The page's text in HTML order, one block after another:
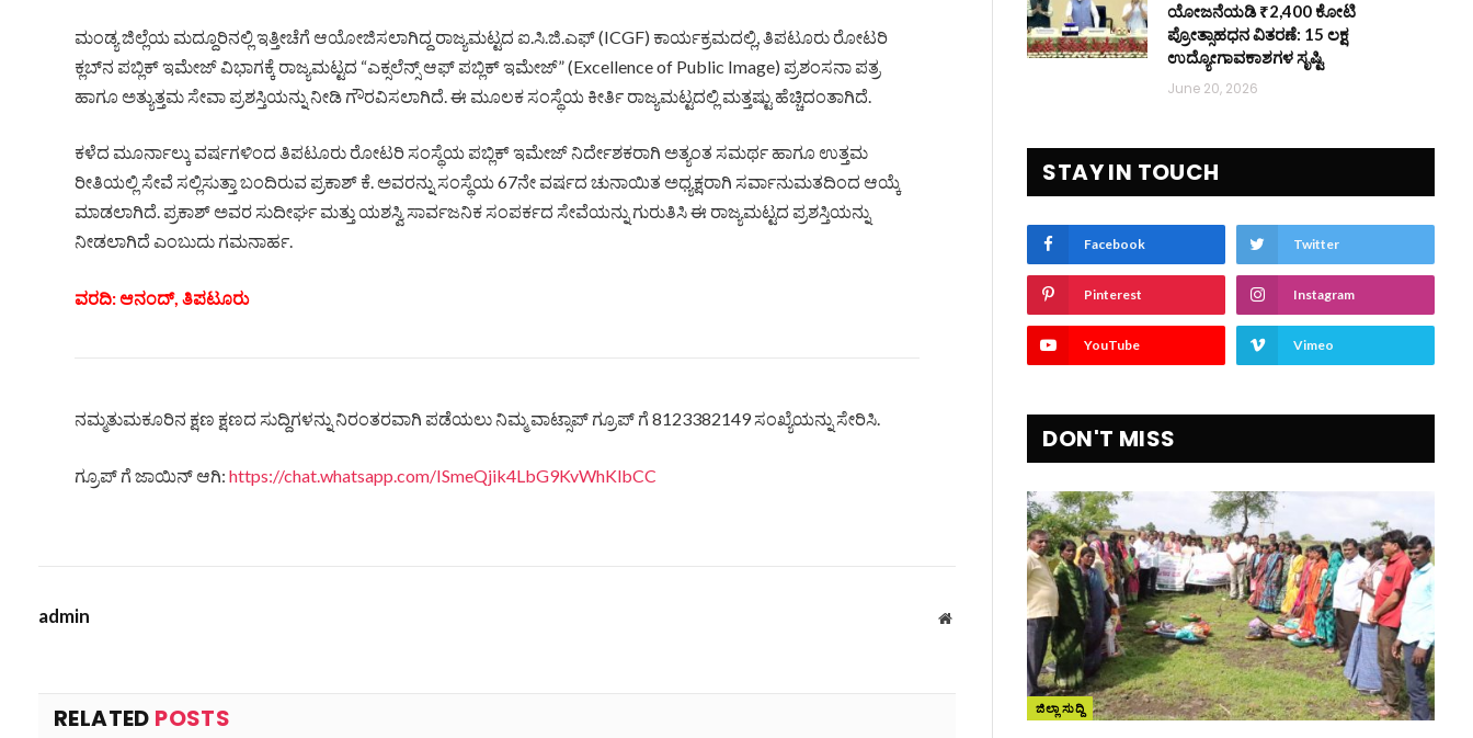
ಮಂಡ್ಯ ಜಿಲ್ಲೆಯ ಮದ್ದೂರಿನಲ್ಲಿ ಇತ್ತೀಚೆಗೆ ಆಯೋಜಿಸಲಾಗಿದ್ದ ರಾಜ್ಯಮಟ್ಟದ ಐ.ಸಿ.ಜಿ.ಎಫ್ (ICGF) ಕಾರ್ಯಕ್ರಮದಲ್ಲಿ, ತಿಪಟೂರು ರೋಟರಿ
ಕ್ಲಬ್‌ನ ಪಬ್ಲಿಕ್ ಇಮೇಜ್ ವಿಭಾಗಕ್ಕೆ ರಾಜ್ಯಮಟ್ಟದ “ಎಕ್ಸಲೆನ್ಸ್ ಆಫ್ ಪಬ್ಲಿಕ್ ಇಮೇಜ್” (Excellence of Public Image) ಪ್ರಶಂಸನಾ ಪತ್ರ
ಹಾಗೂ ಅತ್ಯುತ್ತಮ ಸೇವಾ ಪ್ರಶಸ್ತಿಯನ್ನು ನೀಡಿ ಗೌರವಿಸಲಾಗಿದೆ. ಈ ಮೂಲಕ ಸಂಸ್ಥೆಯ ಕೀರ್ತಿ ರಾಜ್ಯಮಟ್ಟದಲ್ಲಿ ಮತ್ತಷ್ಟು ಹೆಚ್ಚಿದಂತಾಗಿದೆ.
ಕಳೆದ ಮೂರ್ನಾಲ್ಕು ವರ್ಷಗಳಿಂದ ತಿಪಟೂರು ರೋಟರಿ ಸಂಸ್ಥೆಯ ಪಬ್ಲಿಕ್ ಇಮೇಜ್ ನಿರ್ದೇಶಕರಾಗಿ ಅತ್ಯಂತ ಸಮರ್ಥ ಹಾಗೂ ಉತ್ತಮ
ರೀತಿಯಲ್ಲಿ ಸೇವೆ ಸಲ್ಲಿಸುತ್ತಾ ಬಂದಿರುವ ಪ್ರಕಾಶ್ ಕೆ. ಅವರನ್ನು ಸಂಸ್ಥೆಯ 67ನೇ ವರ್ಷದ ಚುನಾಯಿತ ಅಧ್ಯಕ್ಷರಾಗಿ ಸರ್ವಾನುಮತದಿಂದ ಆಯ್ಕೆ
ಮಾಡಲಾಗಿದೆ. ಪ್ರಕಾಶ್ ಅವರ ಸುದೀರ್ಘ ಮತ್ತು ಯಶಸ್ವಿ ಸಾರ್ವಜನಿಕ ಸಂಪರ್ಕದ ಸೇವೆಯನ್ನು ಗುರುತಿಸಿ ಈ ರಾಜ್ಯಮಟ್ಟದ ಪ್ರಶಸ್ತಿಯನ್ನು
ನೀಡಲಾಗಿದೆ ಎಂಬುದು ಗಮನಾರ್ಹ.
ವರದಿ: ಆನಂದ್, ತಿಪಟೂರು
ನಮ್ಮತುಮಕೂರಿನ ಕ್ಷಣ ಕ್ಷಣದ ಸುದ್ದಿಗಳನ್ನು ನಿರಂತರವಾಗಿ ಪಡೆಯಲು ನಿಮ್ಮ ವಾಟ್ಸಾಪ್ ಗ್ರೂಪ್ ಗೆ 8123382149 ಸಂಖ್ಯೆಯನ್ನು ಸೇರಿಸಿ.
ಗ್ರೂಪ್ ಗೆ ಜಾಯಿನ್ ಆಗಿ: https://chat.whatsapp.com/ISmeQjik4LbG9KvWhKlbCC
admin Website
RELATED POSTS
ಯೋಜನೆಯಡಿ ₹2,400 ಕೋಟಿ
ಪ್ರೋತ್ಸಾಹಧನ ವಿತರಣೆ: 15 ಲಕ್ಷ
ಉದ್ಯೋಗಾವಕಾಶಗಳ ಸೃಷ್ಟಿ
June 20, 2026
STAY IN TOUCH
Facebook Twitter
Pinterest Instagram
YouTube Vimeo
DON'T MISS
ಜಿಲ್ಲಾ ಸುದ್ದಿ